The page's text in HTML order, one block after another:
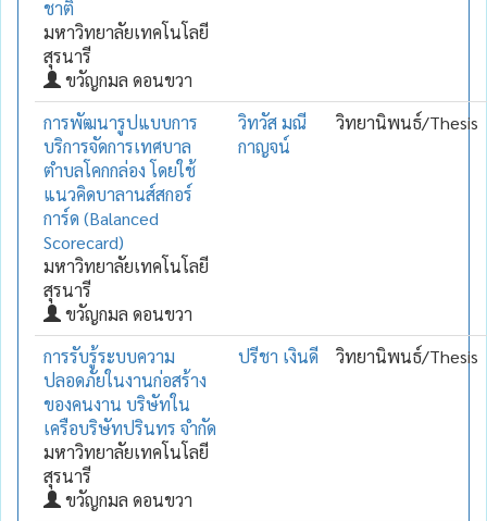
ชาติ
มหาวิทยาลัยเทคโนโลยี
สุรนารี
ขวัญกมล ดอนขวา
การพัฒนารูปแบบการ
บริการจัดการเทศบาล
ตำบลโคกกล่อง โดยใช้
แนวคิดบาลานส์สกอร์
การ์ด (Balanced
Scorecard)
มหาวิทยาลัยเทคโนโลยี
สุรนารี
ขวัญกมล ดอนขวา
วิทวัส มณี
กาญจน์
วิทยานิพนธ์/Thesis
การรับรู้ระบบความ
ปลอดภัยในงานก่อสร้าง
ของคนงาน บริษัทใน
เครือบริษัทปรินทร จำกัด
มหาวิทยาลัยเทคโนโลยี
สุรนารี
ขวัญกมล ดอนขวา
ปรีชา เงินดี วิทยานิพนธ์/Thesis